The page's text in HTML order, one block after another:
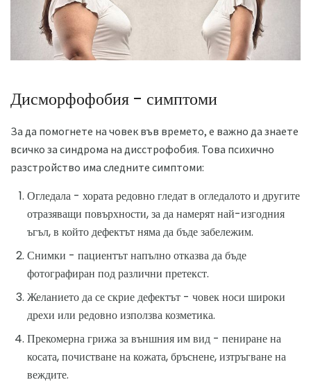
Дисморфофобия - симптоми
За да помогнете на човек във времето, е важно да знаете
всичко за синдрома на дисстрофобия. Това психично
разстройство има следните симптоми:
Огледала - хората редовно гледат в огледалото и другите
отразяващи повърхности, за да намерят най-изгодния
ъгъл, в който дефектът няма да бъде забележим.
Снимки - пациентът напълно отказва да бъде
фотографиран под различни претекст.
Желанието да се скрие дефектът - човек носи широки
дрехи или редовно използва козметика.
Прекомерна грижа за външния им вид - пениране на
косата, почистване на кожата, бръснене, изтръгване на
веждите.